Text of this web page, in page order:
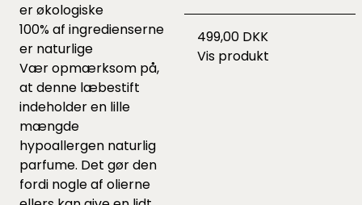
er økologiske
100% af ingredienserne
er naturlige
Vær opmærksom på,
at denne læbestift
indeholder en lille
mængde
hypoallergen naturlig
parfume. Det gør den
fordi nogle af olierne
499,00 DKK
Vis produkt